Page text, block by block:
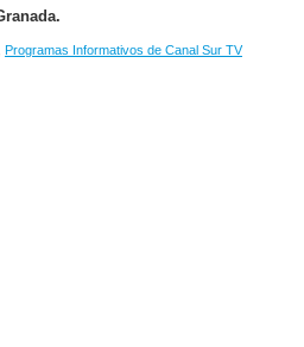
Programas Informativos de Canal Sur TV